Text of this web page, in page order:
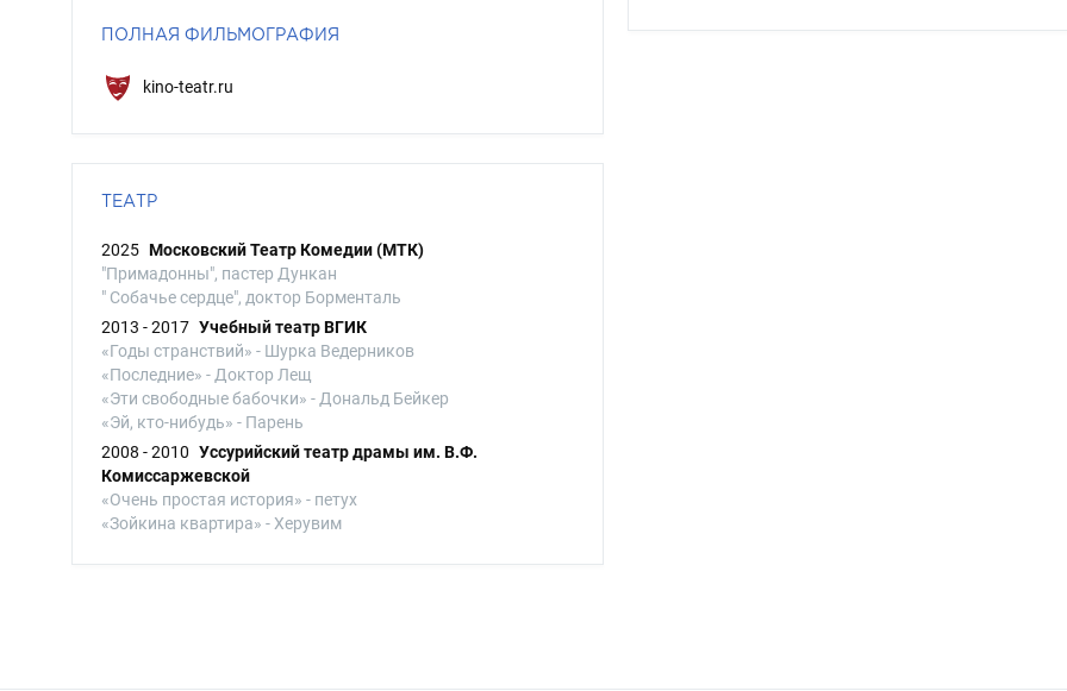
ПОЛНАЯ ФИЛЬМОГРАФИЯ
kino-teatr.ru
ТЕАТР
2025 Московский Театр Комедии (МТК)
"Примадонны", пастер Дункан
" Собачье сердце", доктор Борменталь
2013 - 2017 Учебный театр ВГИК
«Годы странствий» - Шурка Ведерников
«Последние» - Доктор Лещ
«Эти свободные бабочки» - Дональд Бейкер
«Эй, кто-нибудь» - Парень
2008 - 2010 Уссурийский театр драмы им. В.Ф.
Комиссаржевской
«Очень простая история» - петух
«Зойкина квартира» - Херувим